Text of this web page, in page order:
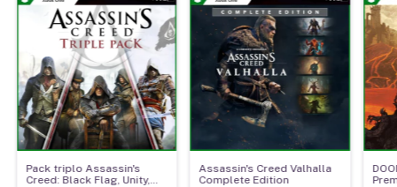
Pack triplo Assassin's
Creed: Black Flag, Unity,
Assassin's Creed Valhalla
Complete Edition